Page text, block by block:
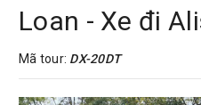
Loan - Xe đi
Mã tour: DX-20DT